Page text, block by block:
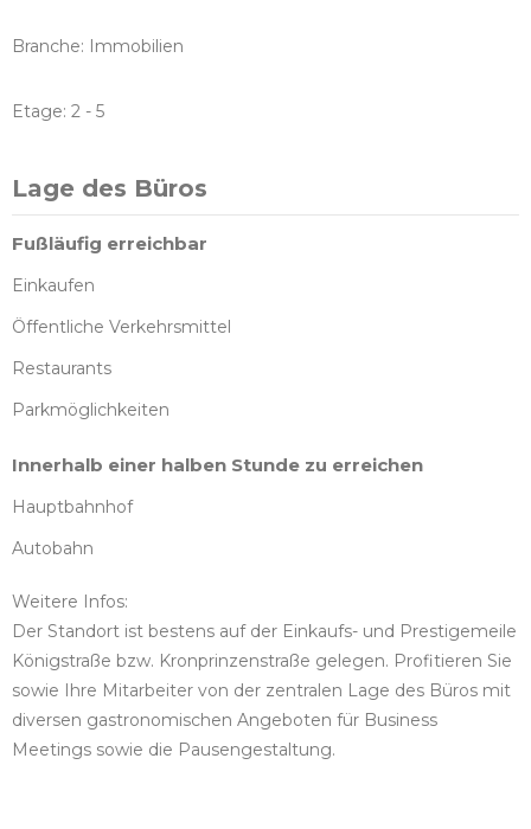
Branche: Immobilien
Etage: 2 - 5
Lage des Büros
Fußläufig erreichbar
Einkaufen
Öffentliche Verkehrsmittel
Restaurants
Parkmöglichkeiten
Innerhalb einer halben Stunde zu erreichen
Hauptbahnhof
Autobahn
Weitere Infos:
Der Standort ist bestens auf der Einkaufs- und Prestigemeile
Königstraße bzw. Kronprinzenstraße gelegen. Profitieren Sie
sowie Ihre Mitarbeiter von der zentralen Lage des Büros mit
diversen gastronomischen Angeboten für Business
Meetings sowie die Pausengestaltung.